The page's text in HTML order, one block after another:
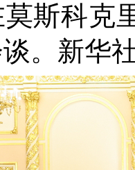
斯科克
。新华